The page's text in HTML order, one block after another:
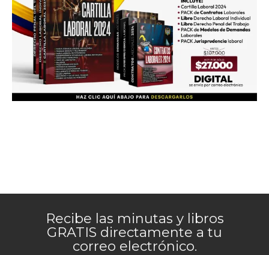
Recibe las minutas y libros
GRATIS directamente a tu
correo electrónico.